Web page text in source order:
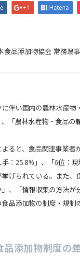
+1 Hatena
食品添加物協会 常務
伴い国内の農林水産
「農林水産物・食品の
ると、食品関連事業
：25.8%」、「6位：
げられている。また
、「情報収集の方法
品添加物の制度・規
品添加物制度の